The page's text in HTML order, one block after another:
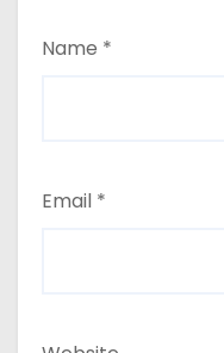
Name *
Email *